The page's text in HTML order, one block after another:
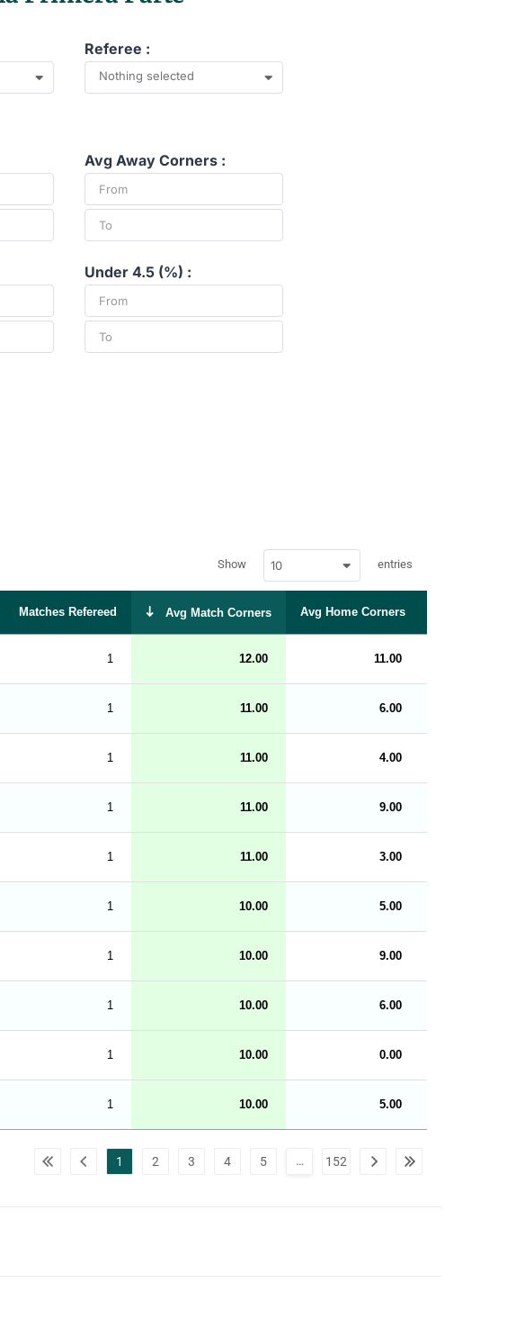
Referee :
Nothing selected
Avg Away Corners :
Under 4.5 (%) :
p
a
t
a
e
r
e
s
n
l
h
n
A
p
Show 10 entries
Matches Refereed Avg Match Corners Avg Home Corners
1 12.00 11.00
1 11.00 6.00
1 11.00 4.00
1 11.00 9.00
1 11.00 3.00
1 10.00 5.00
1 10.00 9.00
1 10.00 6.00
1 10.00 0.00
1 10.00 5.00
1 2 3 4 5 … 152